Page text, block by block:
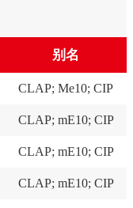
别名
CLAP; Me10; CIP
CLAP; mE10; CIP
CLAP; mE10; CIP
CLAP; mE10; CIP